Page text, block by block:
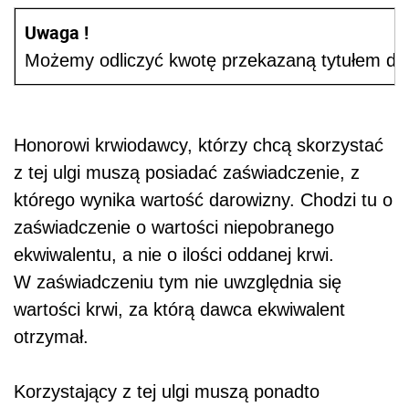
Uwaga !
Możemy odliczyć kwotę przekazaną tytułem
Honorowi krwiodawcy, którzy chcą skorzystać
z tej ulgi muszą posiadać zaświadczenie, z
którego wynika wartość darowizny. Chodzi tu o
zaświadczenie o wartości niepobranego
ekwiwalentu, a nie o ilości oddanej krwi.
W zaświadczeniu tym nie uwzględnia się
wartości krwi, za którą dawca ekwiwalent
otrzymał.
Korzystający z tej ulgi muszą ponadto